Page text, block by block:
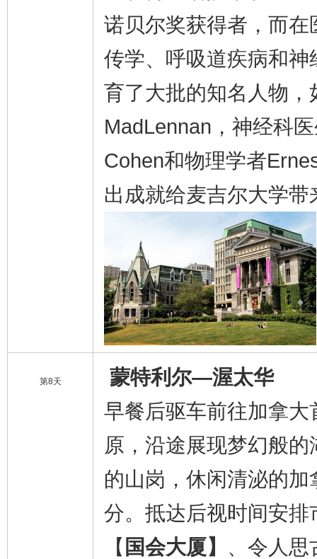
诺贝尔奖获得者，而
传学、呼吸道疾病和
育了大批的知名人物
MadLennan，神经科
Cohen和物理学者
出成就给麦吉尔大学
第8天
蒙特利尔—渥太华
早餐后驱车前往加拿
原，沿途展现梦幻般
的山岗，休闲清泌的
分。抵达后视时间安
【 国会大厦】 、令人思